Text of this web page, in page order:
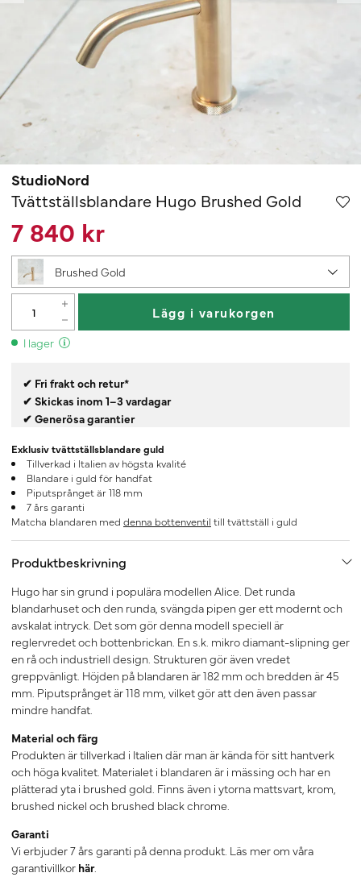
StudioNord
Tvättställsblandare Hugo Brushed Gold
7 840 kr
Brushed Gold
Lägg i varukorgen
I lager
✔ Fri frakt och retur*
✔ Skickas inom 1–3 vardagar
✔ Generösa garantier
Exklusiv tvättställsblandare guld
Tillverkad i Italien av högsta kvalité
Blandare i guld för handfat
Piputsprånget är 118 mm
7 års garanti
Matcha blandaren med denna bottenventil till tvättställ i guld
Produktbeskrivning
Hugo har sin grund i populära modellen Alice. Det runda
blandarhuset och den runda, svängda pipen ger ett modernt och
avskalat intryck. Det som gör denna modell speciell är
reglervredet och bottenbrickan. En s.k. mikro diamant-slipning ger
en rå och industriell design. Strukturen gör även vredet
greppvänligt. Höjden på blandaren är 182 mm och bredden är 45
mm. Piputsprånget är 118 mm, vilket gör att den även passar
mindre handfat.
Material och färg
Produkten är tillverkad i Italien där man är kända för sitt hantverk
och höga kvalitet. Materialet i blandaren är i mässing och har en
plätterad yta i brushed gold. Finns även i ytorna mattsvart, krom,
brushed nickel och brushed black chrome.
Garanti
Vi erbjuder 7 års garanti på denna produkt. Läs mer om våra
garantivillkor här.